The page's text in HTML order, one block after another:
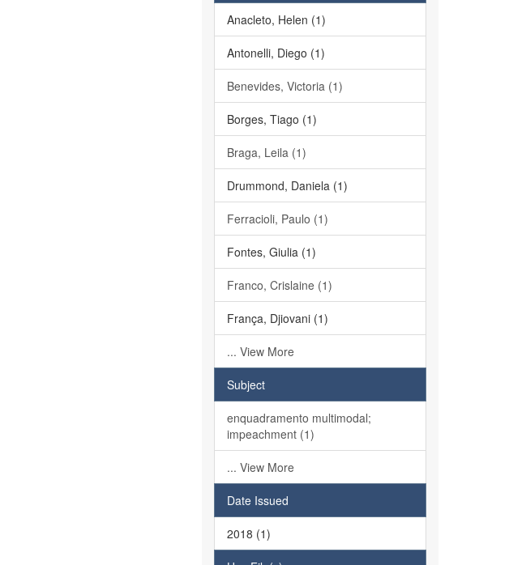
Anacleto, Helen (1)
Antonelli, Diego (1)
Benevides, Victoria (1)
Borges, Tiago (1)
Braga, Leila (1)
Drummond, Daniela (1)
Ferracioli, Paulo (1)
Fontes, Giulia (1)
Franco, Crislaine (1)
França, Djiovani (1)
... View More
Subject
enquadramento multimodal;
impeachment (1)
... View More
Date Issued
2018 (1)